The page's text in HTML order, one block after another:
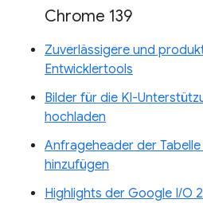
Chrome 139
Zuverlässigere und
Entwicklertools
Bilder für die KI-
hochladen
Anfrageheader der
hinzufügen
Highlights der Google I/O